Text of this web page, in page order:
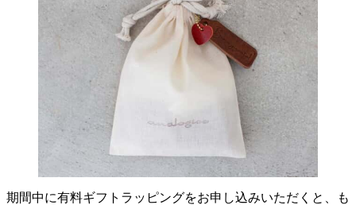
期間中に有料ギフトラッピングをお申し込みいただくと、も